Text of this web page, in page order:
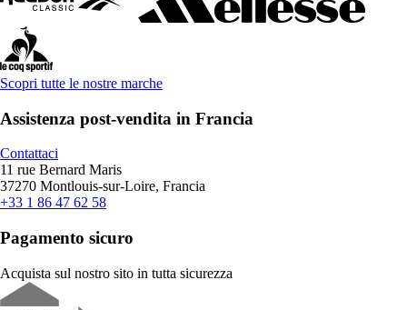
Scopri tutte le nostre marche
Assistenza post-vendita in Francia
Contattaci
11 rue Bernard Maris
37270 Montlouis-sur-Loire, Francia
+33 1 86 47 62 58
Pagamento sicuro
Acquista sul nostro sito in tutta sicurezza